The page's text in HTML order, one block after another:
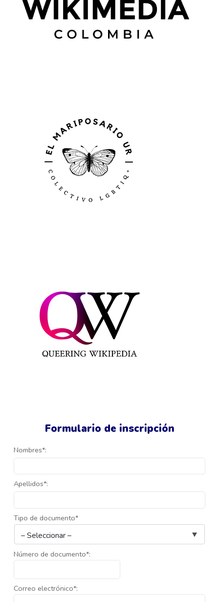
Formulario de inscripción
Nombres*:
Apellidos*:
Tipo de documento*
Número de documento*:
Correo electrónico*: